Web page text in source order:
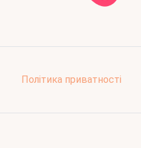
Політика приватності